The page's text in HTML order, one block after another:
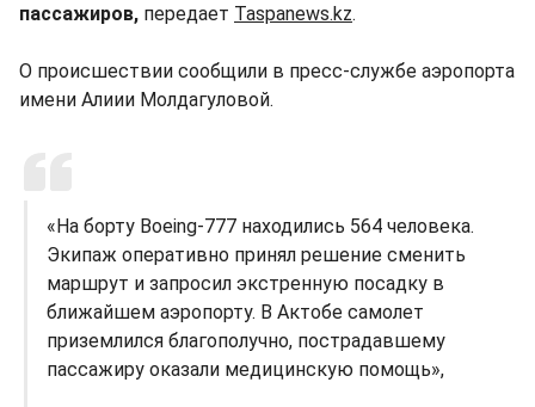
пассажиров, передает Taspanews.kz.
О происшествии сообщили в пресс-службе аэропорта
имени Алиии Молдагуловой.
«На борту Boeing-777 находились 564 человека.
Экипаж оперативно принял решение сменить
маршрут и запросил экстренную посадку в
ближайшем аэропорту. В Актобе самолет
приземлился благополучно, пострадавшему
пассажиру оказали медицинскую помощь»,